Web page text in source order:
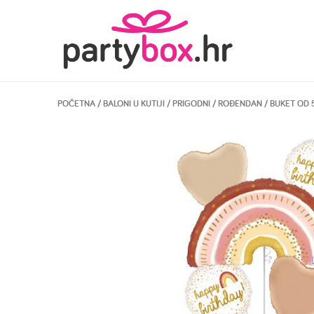
POČETNA/BALONI U KUTIJI/PRIGODNI/ROĐENDAN/ BUKET OD